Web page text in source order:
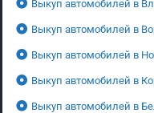
Выкуп автомобилей в
Выкуп автомобилей в
Выкуп автомобилей в
Выкуп автомобилей в
Выкуп автомобилей в